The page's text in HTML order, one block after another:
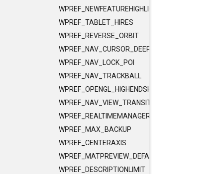
WPREF_NEWFEATUREHIGHLIGHT_FADE
WPREF_TABLET_HIRES
WPREF_REVERSE_ORBIT
WPREF_NAV_CURSOR_DEEP
WPREF_NAV_LOCK_POI
WPREF_NAV_TRACKBALL
WPREF_OPENGL_HIGHENDSHADING
WPREF_NAV_VIEW_TRANSITION
WPREF_REALTIMEMANAGER
WPREF_MAX_BACKUP
WPREF_CENTERAXIS
WPREF_MATPREVIEW_DEFAULTSIZE
WPREF_DESCRIPTIONLIMIT